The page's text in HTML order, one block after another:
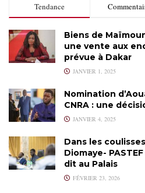
Tendance
Biens de
une vente aux
prévue à Dakar
JANVIER 1, 2025
Nomination
CNRA : une
JANVIER 4, 2025
Dans les
Diomaye-
dit au Palais
FÉVRIER 23, 2026